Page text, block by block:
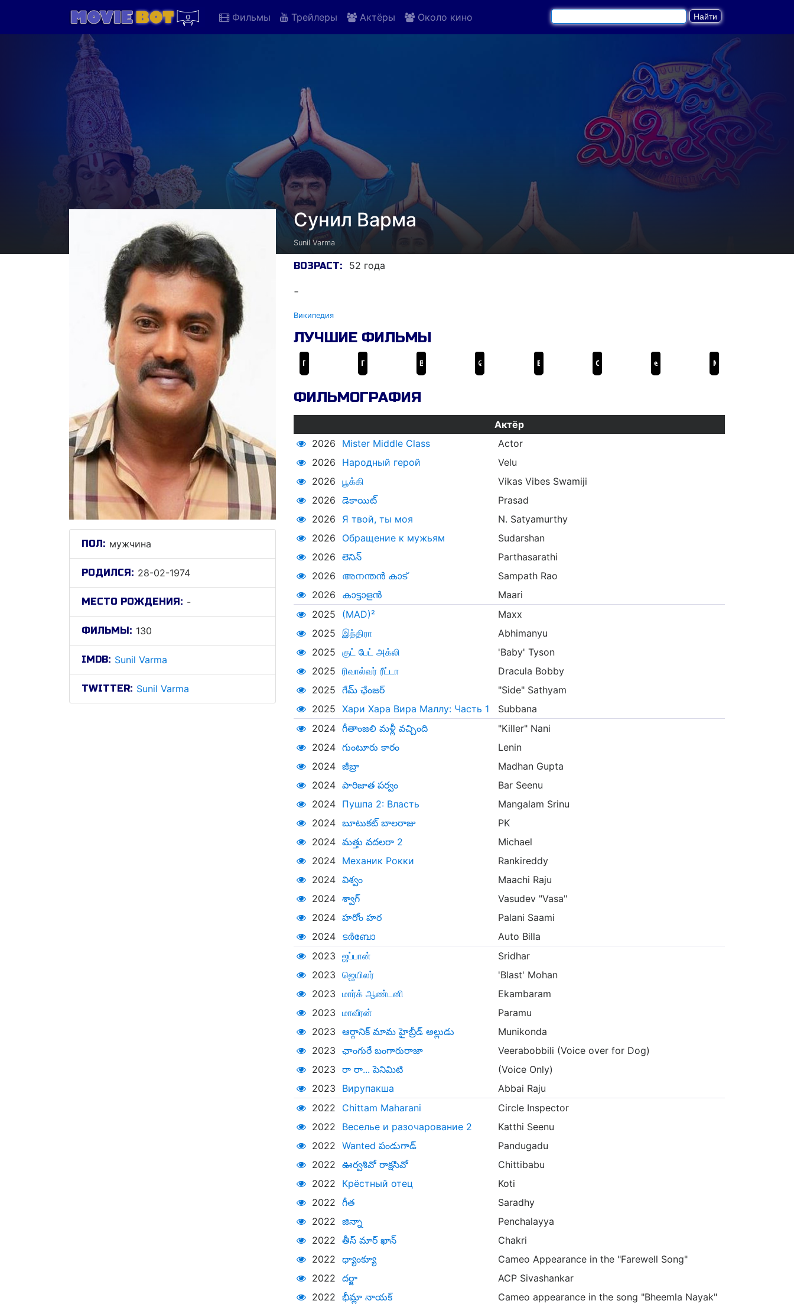
Фильмы Трейлеры Актёры Около кино
ПОЛ: мужчина
РОДИЛСЯ: 28-02-1974
МЕСТО РОЖДЕНИЯ: -
ФИЛЬМЫ: 130
IMDB: Sunil Varma
TWITTER: Sunil Varma
Сунил Варма
Sunil Varma
ВОЗРАСТ: 52 года
-
Википедия
ЛУЧШИЕ ФИЛЬМЫ
ФИЛЬМОГРАФИЯ
Актёр
2026
Mister Middle Class
Actor
2026
Народный герой
Velu
2026 பூக்கி
Vikas Vibes Swamiji
2026 డెకాయిట్
Prasad
2026
Я твой, ты моя
N. Satyamurthy
2026
Обращение к мужьям
Sudarshan
2026 లెనిన్
Parthasarathi
2026
അനന്തൻ കാട്
Sampath Rao
2026
കാട്ടാളൻ
Maari
2025
(MAD)²
Maxx
2025 இந்திரா
Abhimanyu
2025 குட் பேட் அக்லி
'Baby' Tyson
2025 ரிவால்வர் ரீட்டா
Dracula Bobby
2025 గేమ్‌ ఛేంజర్‌
"Side" Sathyam
2025 Хари Хара Вира Маллу: Часть 1
Subbana
2024 గీతాంజలి మళ్లీ వచ్చింది
"Killer" Nani
2024 గుంటూరు కారం
Lenin
2024 జీబ్రా
Madhan Gupta
2024 పారిజాత పర్వం
Bar Seenu
2024
Пушпа 2: Власть
Mangalam Srinu
2024 బూటుకట్ బాలరాజు
PK
2024 మత్తు వదలరా 2
Michael
2024
Механик Рокки
Rankireddy
2024 విశ్వం
Maachi Raju
2024 శ్వాగ్
Vasudev "Vasa"
2024 హరోం హర
Palani Saami
2024
ടർബോ
Auto Billa
2023 ஜப்பான்
Sridhar
2023 ஜெயிலர்
'Blast' Mohan
2023 மார்க் ஆண்டனி
Ekambaram
2023 மாவீரன்
Paramu
2023 ఆర్గానిక్ మామ హైబ్రీడ్ అల్లుడు
Munikonda
2023 ఛాంగురే బంగారురాజా
Veerabobbili (Voice over for Dog)
2023 రా రా... పెనిమిటి
(Voice Only)
2023
Вирупакша
Abbai Raju
2022
Chittam Maharani
Circle Inspector
2022
Веселье и разочарование 2
Katthi Seenu
2022 Wanted పండుగాడ్
Pandugadu
2022 ఊర్వశివో రాక్షసివో
Chittibabu
2022
Крёстный отец
Koti
2022 గీత
Saradhy
2022 జిన్నా
Penchalayya
2022 తీస్ మార్ ఖాన్
Chakri
2022 థ్యాంక్యూ
Cameo Appearance in the "Farewell Song"
2022 దర్జా
ACP Sivashankar
2022 భీమ్లా నాయక్‌
Cameo appearance in the song "Bheemla Nayak"